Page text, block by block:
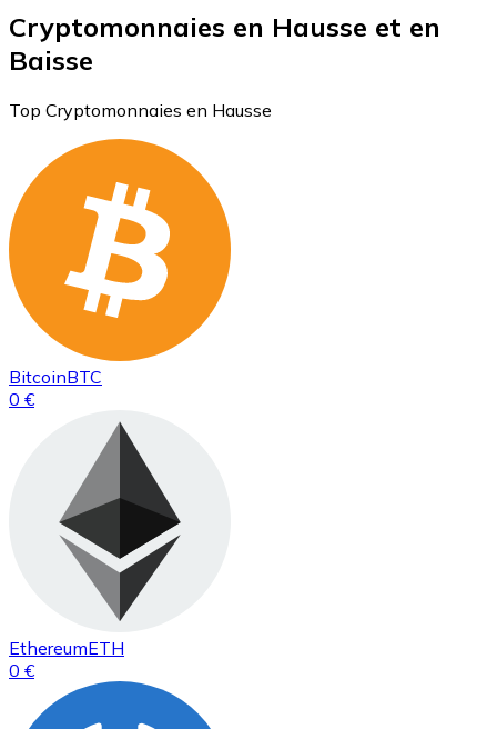
Cryptomonnaies en Hausse et en
Baisse
Top Cryptomonnaies en Hausse
BitcoinBTC
0 €
EthereumETH
0 €